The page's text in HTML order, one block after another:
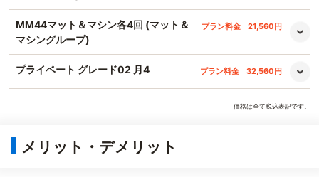
MM44マット＆マシン各4回 (マット＆
マシングループ)
プラン料金 21,560円
プライベート グレード02 月4 プラン料金 32,560円
価格は全て税込表記です。
メリット・デメリット